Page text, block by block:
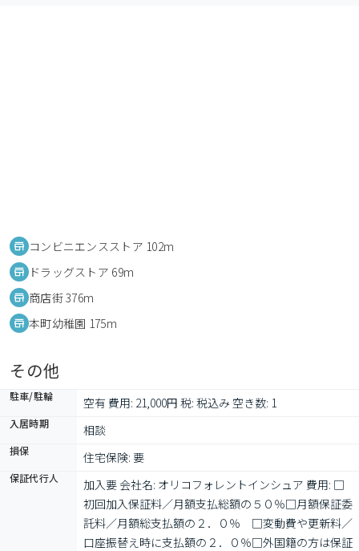
コンビニエンスストア 102m
ドラッグストア 69m
商店街 376m
本町幼稚園 175m
その他
駐車/駐輪 空有 費用: 21,000円 税: 税込み 空き数: 1
入居時期 相談
損保 住宅保険: 要
保証代行人
加入要 会社名: オリコフォレントインシュア 費用: □
初回加入保証料／月額支払総額の５０％□月額保証委
託料／月額総支払額の２．０％　□変動費や更新料／
口座振替え時に支払額の２．０％□外国籍の方は保証